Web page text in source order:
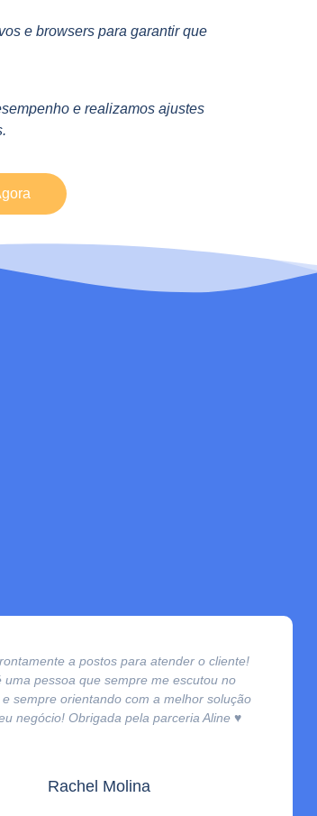
e browsers para garantir que
e realizamos ajustes
a postos para atender o cliente!
uma pessoa que sempre me escutou no
sempre orientando com a melhor solução
negócio! Obrigada pela parceria Aline ♥️
Rachel Molina